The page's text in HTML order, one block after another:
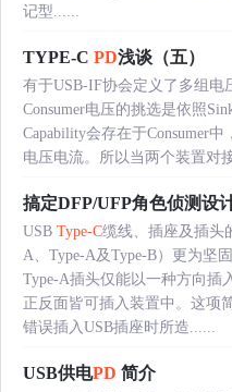
记型......
TYPE-C PD浅谈（五）
有于USB-IF协会定义了多组电
Consumer电压的挑选是依照
Capability会存在于Consumer
电压电流。所以当两个装置对
搞定DFP/UFP角色侦测设
USB Type-C缆线、插座及插头
A、Type-A及Type-B）更为坚
Type-A插头仅能以一种方向插
正反面皆可插入装置中。这项
错误插入USB插座时所造......
USB供电PD 简介